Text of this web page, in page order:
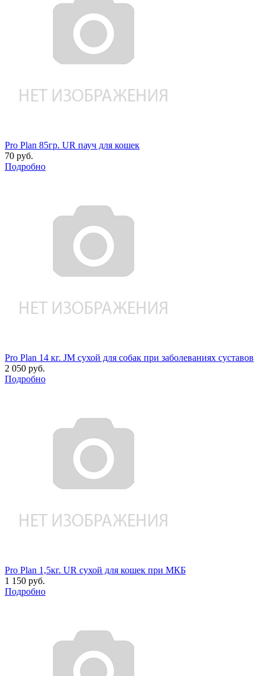
Pro Plan 85гр. UR пауч для кошек
70 руб.
Подробно
Pro Plan 14 кг. JM сухой для собак при заболеваниях суставов
2 050 руб.
Подробно
Pro Plan 1,5кг. UR сухой для кошек при МКБ
1 150 руб.
Подробно